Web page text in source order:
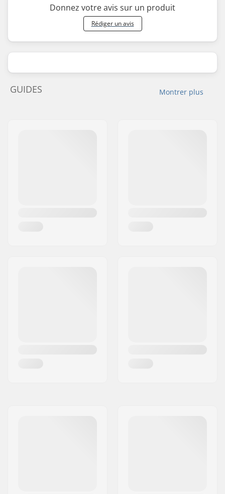
Donnez votre avis sur un produit
Rédiger un avis
Montrer plus
GUIDES